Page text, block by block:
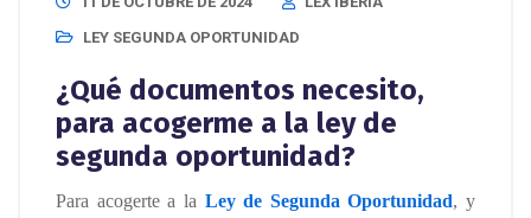
LEY SEGUNDA OPORTUNIDAD
¿Qué documentos necesito,
para acogerme a la ley de
segunda oportunidad?
Para acogerte a la Ley de Segunda Oportunidad, y